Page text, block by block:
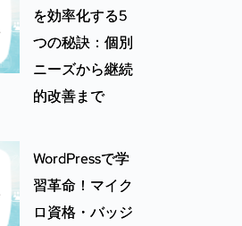
を効率化する5
つの秘訣：個別
ニーズから継続
的改善まで
WordPressで学
習革命！マイク
ロ資格・バッジ